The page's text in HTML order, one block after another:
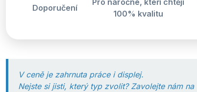
Doporučení
100% kvalitu
V ceně je zahrnuta práce i displej.
Nejste si jisti, který typ zvolit? Zavolejte nám na